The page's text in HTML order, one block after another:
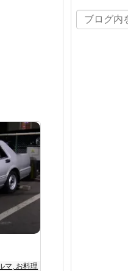
マ お料理